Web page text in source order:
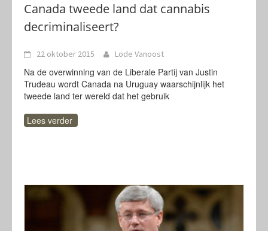
Canada tweede land dat cannabis
decriminaliseert?
22 oktober 2015 Lode Vanoost
Na de overwinning van de Liberale Partij van Justin
Trudeau wordt Canada na Uruguay waarschijnlijk het
tweede land ter wereld dat het gebruik
Lees verder